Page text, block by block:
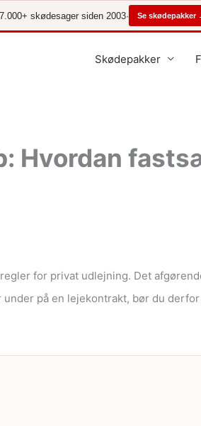
skødesager siden 2003· Se skødepakker
Skødepakker
Hvordan
for privat udlejning. Det
på en lejekontrakt, bør du